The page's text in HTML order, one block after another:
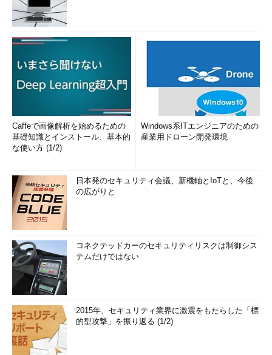
Caffeで画像解析を始めるための
基礎知識とインストール、基本的
な使い方 (1/2)
Windows系ITエンジニアのための
産業用ドローン開発環境
日本発のセキュリティ会議、新機軸とIoTと、今後
の広がりと
コネクテッドカーのセキュリティリスクは制御シス
テムだけではない
2015年、セキュリティ業界に激震をもたらした「標
的型攻撃」を振り返る (1/2)